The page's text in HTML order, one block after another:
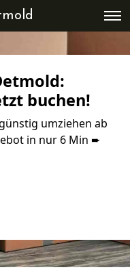
buchen!
umziehen ab
in nur 6 Min ➨